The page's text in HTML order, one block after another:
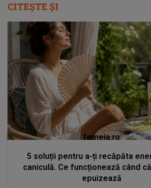
CITEȘTE ȘI
femeia.ro
5 soluții pentru a-ți recăpăta
caniculă. Ce funcționează când
epuizează